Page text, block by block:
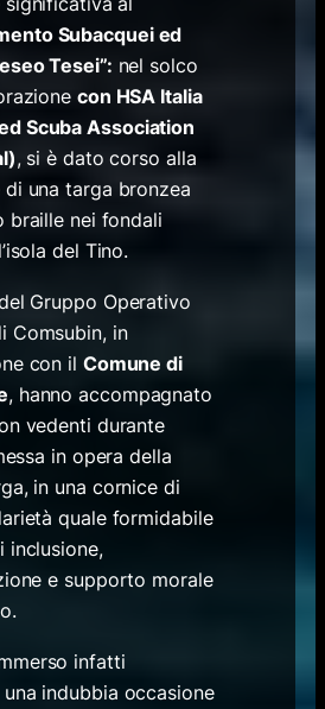
Subacquei ed
Tesei”: nel solco
con HSA Italia
Scuba Association
, si è dato corso alla
una targa bronzea
braille nei fondali
del Tino.
Gruppo Operativo
Comsubin, in
con il Comune di
, hanno accompagnato
vedenti durante
in opera della
in una cornice di
quale formidabile
inclusione,
e supporto morale
infatti
indubbia occasione